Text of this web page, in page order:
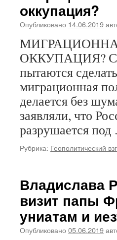
оккупация?
Опубликовано 14.06.2019
ОККУПАЦИЯ?
пытаются
миграционная
делается без
заявляли, что
разрушается
Рубрика: Геополитический
Владислава
визит папы
униатам и
Опубликовано 05.06.2019